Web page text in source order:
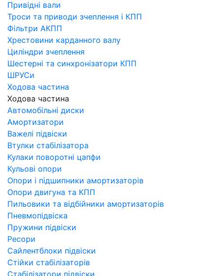
Привідні вали
Троси та приводи зчеплення і КПП
Фільтри АКПП
Хрестовини карданного валу
Циліндри зчеплення
Шестерні та синхронізатори КПП
ШРУСи
Ходова частина
Ходова частина
Автомобільні диски
Амортизатори
Важелі підвіски
Втулки стабілізатора
Кулаки поворотні цапфи
Кульові опори
Опори і підшипники амортизаторів
Опори двигуна та КПП
Пильовики та відбійники амортизаторів
Пневмопідвіска
Пружини підвіски
Ресори
Сайлентблоки підвіски
Стійки стабілізаторів
Стабілізатори підвіски